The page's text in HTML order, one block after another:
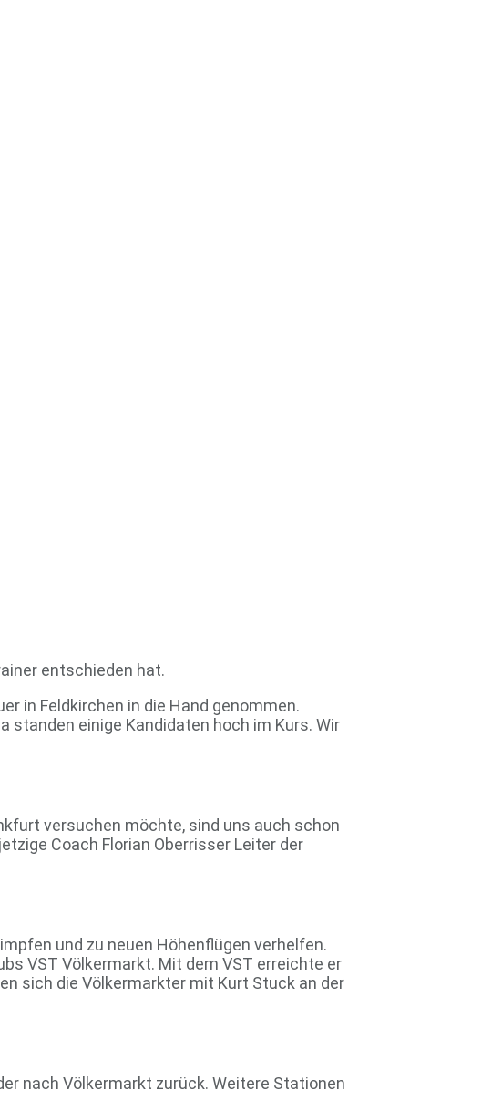
entschieden hat.
in Feldkirchen in die Hand genommen.
standen einige Kandidaten hoch im Kurs. Wir
versuchen möchte, sind uns auch schon
Coach Florian Oberrisser Leiter der
und zu neuen Höhenflügen verhelfen.
VST Völkermarkt. Mit dem VST erreichte er
sich die Völkermarkter mit Kurt Stuck an der
nach Völkermarkt zurück. Weitere Stationen